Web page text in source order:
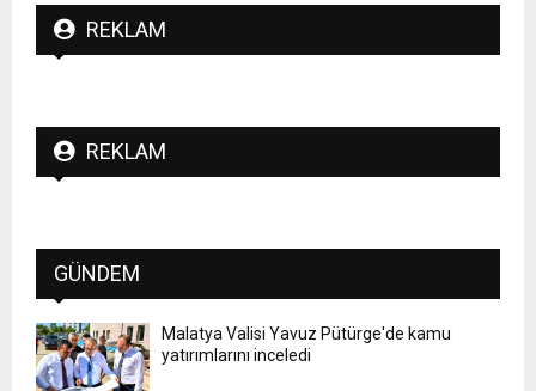
REKLAM
REKLAM
GÜNDEM
Malatya Valisi Yavuz Pütürge'de kamu
yatırımlarını inceledi